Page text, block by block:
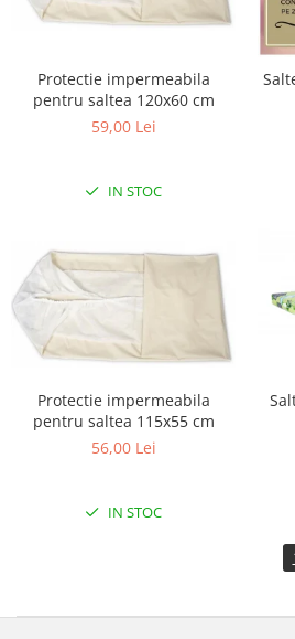
Protectie impermeabila
pentru saltea 120x60 cm
59,00 Lei
IN STOC
Protectie impermeabila
pentru saltea 115x55 cm
56,00 Lei
IN STOC